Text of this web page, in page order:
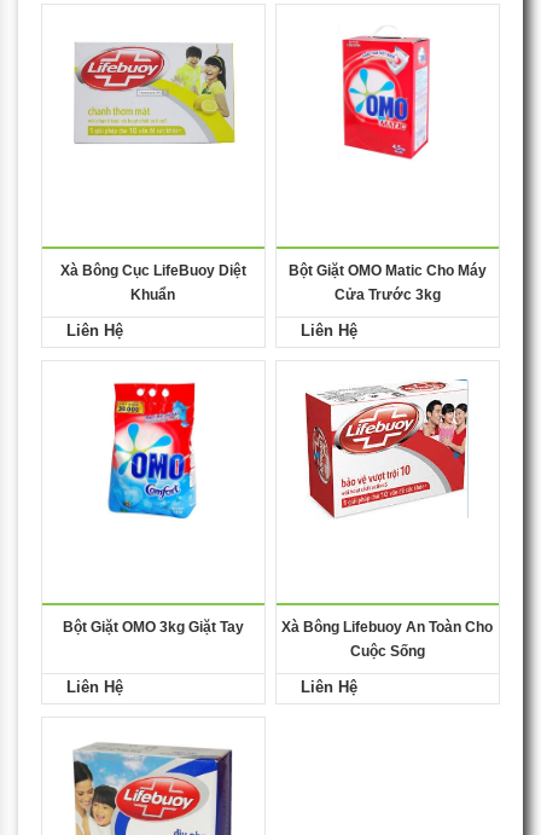
Xà Bông Cục LifeBuoy Diệt
Khuẩn
Liên Hệ
Bột Giặt OMO Matic Cho Máy
Cửa Trước 3kg
Liên Hệ
Bột Giặt OMO 3kg Giặt Tay
Liên Hệ
Xà Bông Lifebuoy An Toàn Cho
Cuộc Sống
Liên Hệ